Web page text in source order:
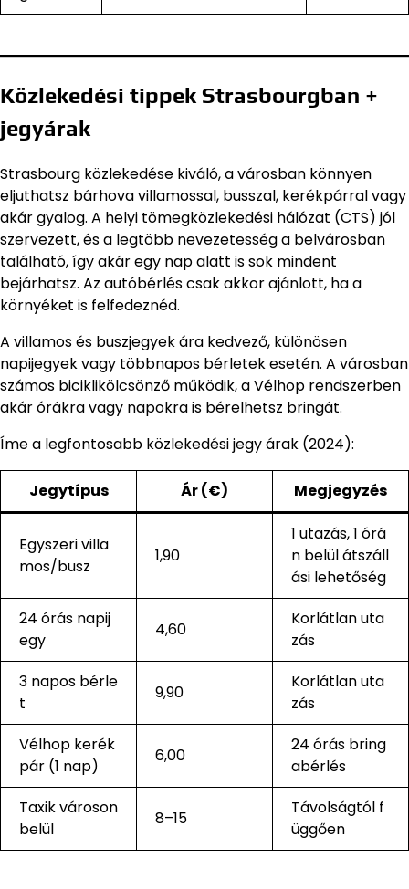
Közlekedési tippek Strasbourgban +
jegyárak
Strasbourg közlekedése kiváló, a városban könnyen
eljuthatsz bárhova villamossal, busszal, kerékpárral vagy
akár gyalog. A helyi tömegközlekedési hálózat (CTS) jól
szervezett, és a legtöbb nevezetesség a belvárosban
található, így akár egy nap alatt is sok mindent
bejárhatsz. Az autóbérlés csak akkor ajánlott, ha a
környéket is felfedeznéd.
A villamos és buszjegyek ára kedvező, különösen
napijegyek vagy többnapos bérletek esetén. A városban
számos biciklikölcsönző működik, a Vélhop rendszerben
akár órákra vagy napokra is bérelhetsz bringát.
Íme a legfontosabb közlekedési jegy árak (2024):
Jegytípus Ár (€) Megjegyzés
Egyszeri villa
mos/busz
1,90
1 utazás, 1 órá
n belül átszáll
ási lehetőség
24 órás napij
egy
4,60
Korlátlan uta
zás
3 napos bérle
t
9,90
Korlátlan uta
zás
Vélhop kerék
pár (1 nap)
6,00
24 órás bring
abérlés
Taxik városon
belül
8–15
Távolságtól f
üggően